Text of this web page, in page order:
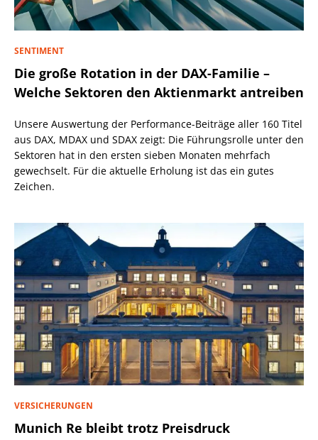
SENTIMENT
Die große Rotation in der DAX-Familie –
Welche Sektoren den Aktienmarkt antreiben
Unsere Auswertung der Performance-Beiträge aller 160 Titel
aus DAX, MDAX und SDAX zeigt: Die Führungsrolle unter den
Sektoren hat in den ersten sieben Monaten mehrfach
gewechselt. Für die aktuelle Erholung ist das ein gutes
Zeichen.
VERSICHERUNGEN
Munich Re bleibt trotz Preisdruck